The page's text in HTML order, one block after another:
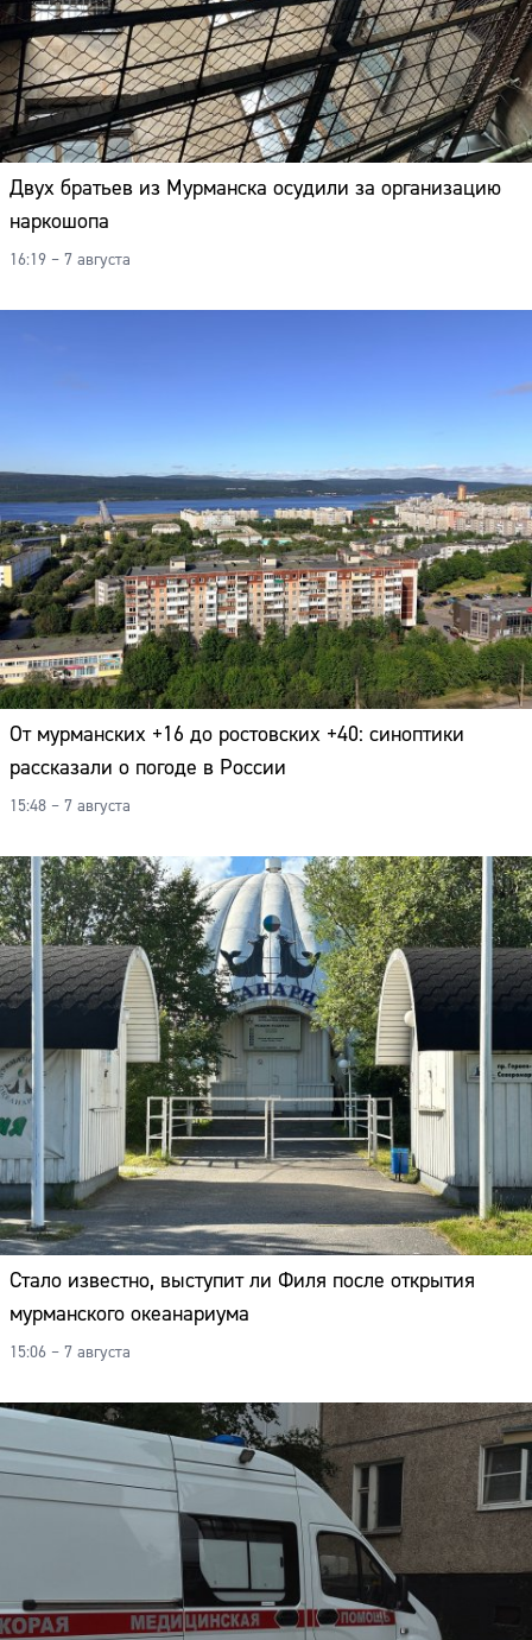
Двух братьев из Мурманска осудили за организацию
наркошопа
16:19 – 7 августа
От мурманских +16 до ростовских +40: синоптики
рассказали о погоде в России
15:48 – 7 августа
Стало известно, выступит ли Филя после открытия
мурманского океанариума
15:06 – 7 августа